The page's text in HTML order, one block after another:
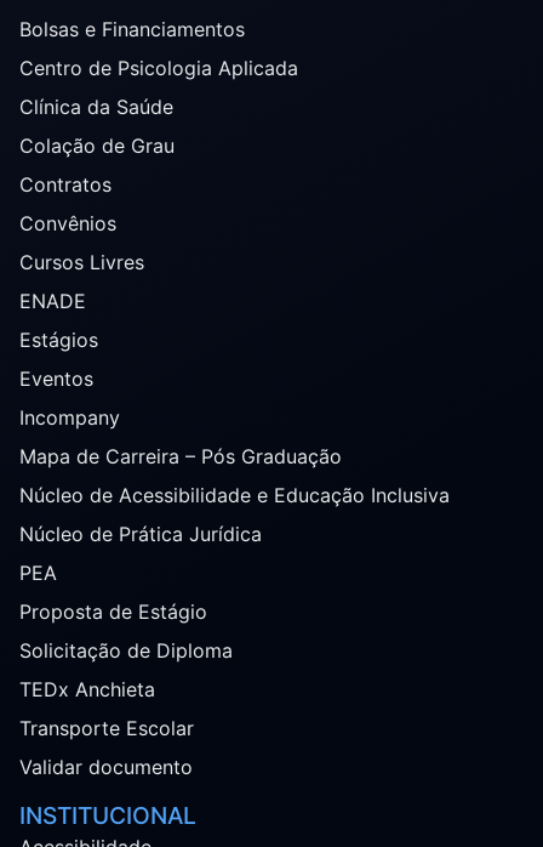
Bolsas e Financiamentos
Centro de Psicologia Aplicada
Clínica da Saúde
Colação de Grau
Contratos
Convênios
Cursos Livres
ENADE
Estágios
Eventos
Incompany
Mapa de Carreira – Pós Graduação
Núcleo de Acessibilidade e Educação Inclusiva
Núcleo de Prática Jurídica
PEA
Proposta de Estágio
Solicitação de Diploma
TEDx Anchieta
Transporte Escolar
Validar documento
INSTITUCIONAL